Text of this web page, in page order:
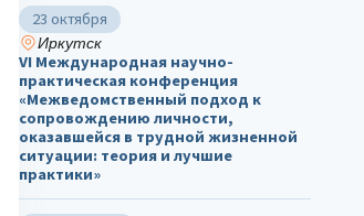
23 октября
Иркутск
VI Международная научно-
практическая конференция
«Межведомственный подход к
сопровождению личности,
оказавшейся в трудной жизненной
ситуации: теория и лучшие
практики»